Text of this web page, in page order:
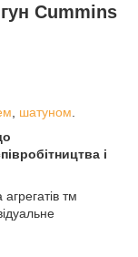
Cummins
, шатуном.
і
тм